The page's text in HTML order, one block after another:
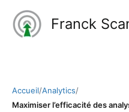
contenu
Franck
Accueil/Analytics/
Maximiser l’efficacité des